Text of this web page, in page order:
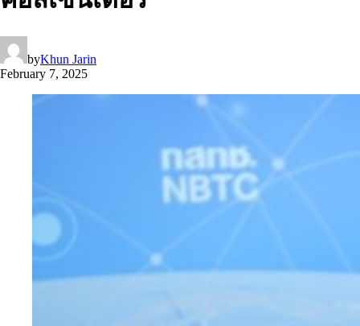
byKhun Jarin
February 7, 2025